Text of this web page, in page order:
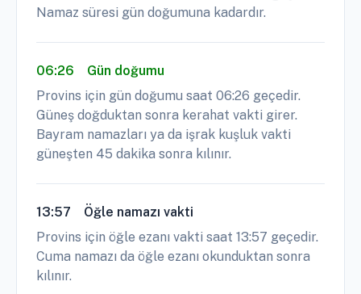
Namaz süresi gün doğumuna kadardır.
06:26
Gün doğumu
Provins için gün doğumu saat 06:26 geçedir.
Güneş doğduktan sonra kerahat vakti girer.
Bayram namazları ya da işrak kuşluk vakti
güneşten 45 dakika sonra kılınır.
13:57
Öğle namazı vakti
Provins için öğle ezanı vakti saat 13:57 geçedir.
Cuma namazı da öğle ezanı okunduktan sonra
kılınır.